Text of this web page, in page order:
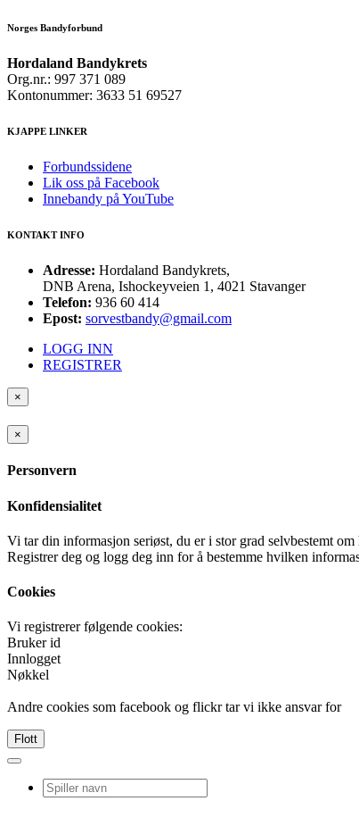
Norges Bandyforbund
Hordaland Bandykrets
Org.nr.: 997 371 089
Kontonummer: 3633 51 69527
KJAPPE LINKER
Forbundssidene
Lik oss på Facebook
Innebandy på YouTube
KONTAKT INFO
Adresse: Hordaland Bandykrets,
DNB Arena, Ishockeyveien 1, 4021 Stavanger
Telefon: 936 60 414
Epost: sorvestbandy@gmail.com
LOGG INN
REGISTRER
×
×
Personvern
Konfidensialitet
Vi tar din informasjon seriøst, du er i stor grad selvbestemt
Registrer deg og logg deg inn for å bestemme hvilken
Cookies
Vi registrerer følgende cookies:
Bruker id
Innlogget
Nøkkel
Andre cookies som facebook og flickr tar vi ikke ansvar for
Flott